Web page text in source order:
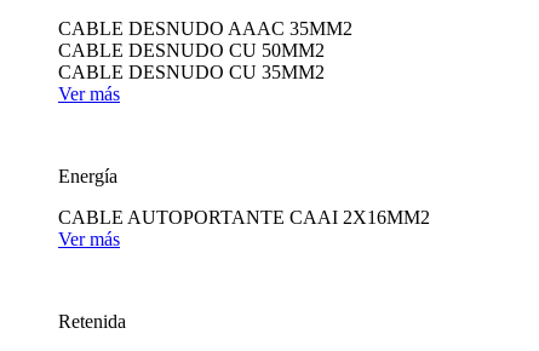
CABLE DESNUDO AAAC 35MM2
CABLE DESNUDO CU 50MM2
CABLE DESNUDO CU 35MM2
Ver más
Energía
CABLE AUTOPORTANTE CAAI 2X16MM2
Ver más
Retenida